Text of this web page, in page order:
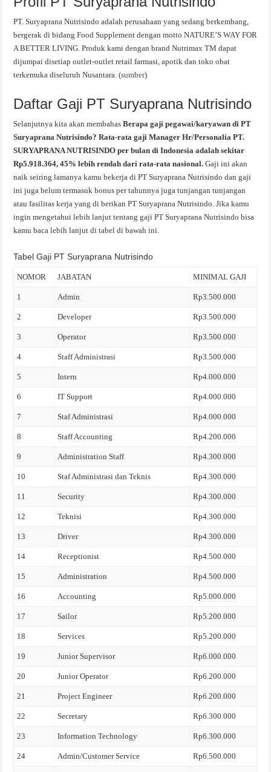
PT. Suryaprana Nutrisindo adalah perusahaan yang sedang berkembang,
bergerak di bidang Food Supplement dengan motto NATURE’S WAY FOR
A BETTER LIVING. Produk kami dengan brand Nutrimax TM dapat
dijumpai disetiap outlet-outlet retail farmasi, apotik dan toko obat
terkemuka diseluruh Nusantara. (sumber)
Daftar Gaji PT Suryaprana Nutrisindo
Selanjutnya kita akan membahasBerapa gaji pegawai/karyawan di PT
Suryaprana Nutrisindo? Rata-rata gaji Manager Hr/Personalia PT.
SURYAPRANA NUTRISINDO per bulan di Indonesia adalah sekitar
Rp5.918.364, 45% lebih rendah dari rata-rata nasional.Gaji ini akan
naik seiring lamanya kamu bekerja di PT Suryaprana Nutrisindo dan gaji
ini juga belum termasuk bonus per tahunnya juga tunjangan tunjangan
atau fasilitas kerja yang di berikan PT Suryaprana Nutrisindo. Jika kamu
ingin mengetahui lebih lanjut tentang gaji PT Suryaprana Nutrisindo bisa
kamu baca lebih lanjut di tabel di bawah ini.
Tabel Gaji PT Suryaprana Nutrisindo
NOMOR JABATAN MINIMAL GAJI
1 Admin Rp3.500.000
2 Developer Rp3.500.000
3 Operator Rp3.500.000
4 Staff Administrasi Rp3.500.000
5 Intern Rp4.000.000
6 IT Support Rp4.000.000
7 Staf Administrasi Rp4.000.000
8 Staff Accounting Rp4.200.000
9 Administration Staff Rp4.300.000
10 Staf Administrasi dan Teknis Rp4.300.000
11 Security Rp4.300.000
12 Teknisi Rp4.300.000
13 Driver Rp4.300.000
14 Receptionist Rp4.500.000
15 Administration Rp4.500.000
16 Accounting Rp5.000.000
17 Sailor Rp5.200.000
18 Services Rp5.200.000
19 Junior Supervisor Rp6.000.000
20 Junior Operator Rp6.200.000
21 Project Engineer Rp6.200.000
22 Secretary Rp6.300.000
23 Information Technology Rp6.300.000
24 Admin/Customer Service Rp6.500.000